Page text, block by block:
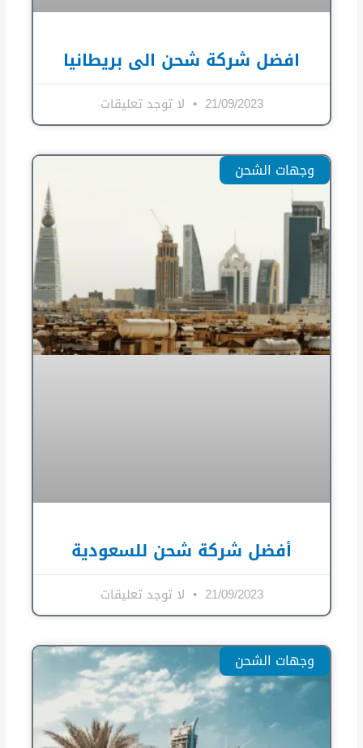
افضل شركة شحن الى بريطانيا
21/09/2023 لا توجد تعليقات
وجهات الشحن
أفضل شركة شحن للسعودية
21/09/2023 لا توجد تعليقات
وجهات الشحن